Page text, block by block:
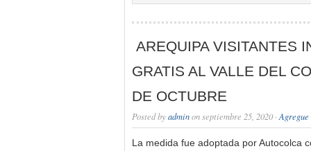
AREQUIPA VISITANTES
GRATIS AL VALLE DEL
DE OCTUBRE
Posted byadminon septiembre 25, 2020 ·
La medida fue adoptada por Autocolca